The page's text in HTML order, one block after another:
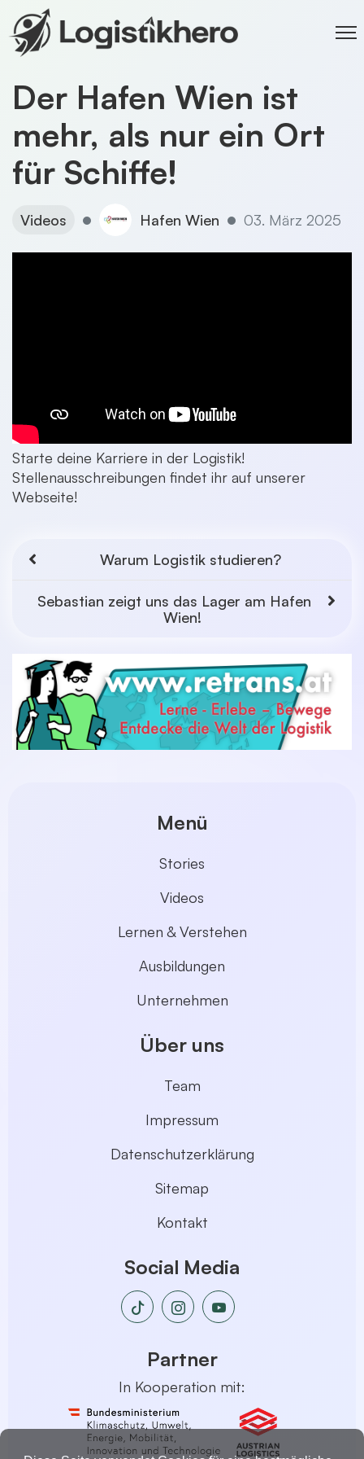
Der Hafen Wien ist
mehr, als nur ein Ort
für Schiffe!
Videos Hafen Wien 03. März 2025
Starte deine Karriere in der Logistik!
Stellenausschreibungen findet ihr auf unserer
Webseite!
Warum Logistik studieren?
Sebastian zeigt uns das Lager am Hafen
Wien!
Menü
Stories
Videos
Lernen & Verstehen
Ausbildungen
Unternehmen
Über uns
Team
Impressum
Datenschutzerklärung
Sitemap
Kontakt
Social Media
Partner
In Kooperation mit: